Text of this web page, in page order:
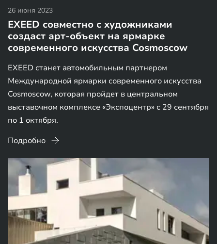
26 июня 2023
EXEED совместно с художниками
создаст арт-объект на ярмарке
современного искусства Cosmoscow
EXEED станет автомобильным партнером
Международной ярмарки современного искусства
Cosmoscow, которая пройдет в центральном
выставочном комплексе «Экспоцентр» с 29 сентября
по 1 октября.
Подробно